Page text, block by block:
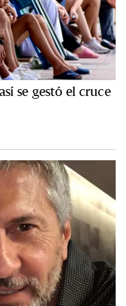
se gestó el cruce